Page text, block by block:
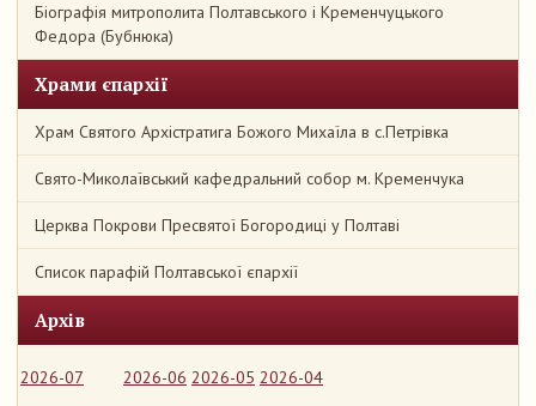
Біографія митрополита Полтавського і Кременчуцького
Федора (Бубнюка)
Храми єпархії
Храм Святого Архістратига Божого Михаїла в с.Петрівка
Свято-Миколаївський кафедральний собор м. Кременчука
Церква Покрови Пресвятої Богородиці у Полтаві
Список парафій Полтавської єпархії
Архів
2026-07 2026-06 2026-05 2026-04